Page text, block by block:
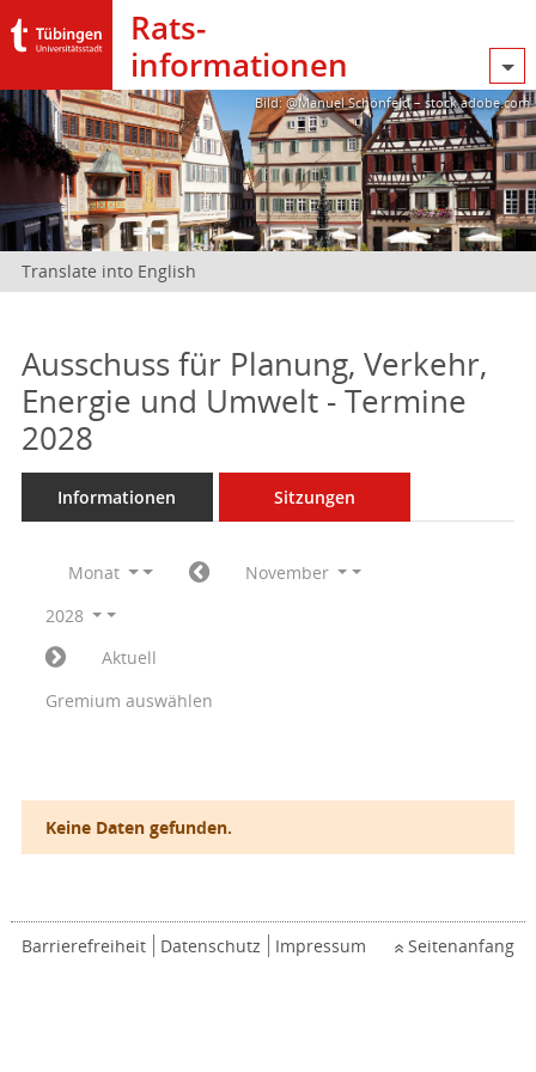
Rats­
informationen
Bild: @Manuel Schönfeld – stock.adobe.com
Translate into English
Ausschuss für Planung, Verkehr,
Energie und Umwelt - Termine
2028
Informationen Sitzungen
Monat
November
2028
Aktuell
Gremium auswählen
Keine Daten gefunden.
Barrierefreiheit Datenschutz Impressum Seitenanfang